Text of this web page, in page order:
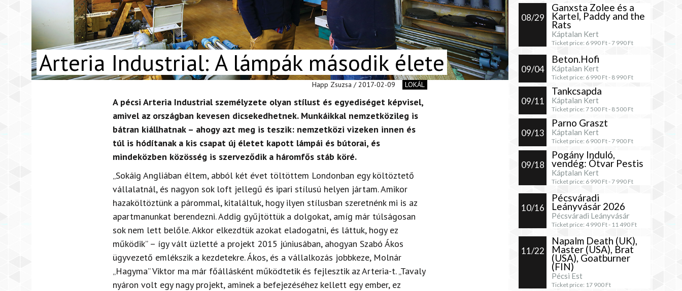
08/29
Ganxsta Zolee és a
Kartel, Paddy and the
Rats
Káptalan Kert
Ticket price: 6 990 Ft -7 990 Ft
09/04
Beton.Hofi
Káptalan Kert
Ticket price: 6 990 Ft - 8 990 Ft
09/11
Tankcsapda
Káptalan Kert
Ticket price: 7 500 Ft - 8 500 Ft
09/13
Parno Graszt
Káptalan Kert
Ticket price: 6 900 Ft -7 900 Ft
09/18
Pogány Induló,
vendég: Ótvar Pestis
Káptalan Kert
Ticket price: 6 990 Ft -7 990 Ft
10/16
Pécsváradi
Leányvásár 2026
Pécsváradi Leányvásár
Ticket price: 4 990 Ft - 11 490 Ft
11/22
Napalm Death (UK),
Master (USA), Brat
(USA), Goatburner
(FIN)
Pécsi Est
Ticket price: 17 900 Ft
Arteria Industrial: A lámpák második élete
Happ Zsuzsa / 2017-02-09 LOKÁL
A pécsi Arteria Industrial személyzete olyan stílust és egyediséget képvisel,
amivel az országban kevesen dicsekedhetnek. Munkáikkal nemzetközileg is
bátran kiállhatnak – ahogy azt meg is teszik: nemzetközi vizeken innen és
túl is hódítanak a kis csapat új életet kapott lámpái és bútorai, és
mindeközben közösség is szerveződik a háromfős stáb köré.
„Sokáig Angliában éltem, abból két évet töltöttem Londonban egy költöztető
vállalatnál, és nagyon sok loft jellegű és ipari stílusú helyen jártam. Amikor
hazaköltöztünk a párommal, kitaláltuk, hogy ilyen stílusban szeretnénk mi is az
apartmanunkat berendezni. Addig gyűjtöttük a dolgokat, amíg már túlságosan
sok nem lett belőle. Akkor elkezdtük azokat eladogatni, és láttuk, hogy ez
működik” – így vált üzletté a projekt 2015 júniusában, ahogyan Szabó Ákos
ügyvezető emlékszik a kezdetekre. Ákos, és a vállalkozás jobbkeze, Molnár
„Hagyma” Viktor ma már főállásként működtetik és fejlesztik az Arteria-t. „Tavaly
nyáron volt egy nagy projekt, aminek a befejezéséhez kellett egy ember, ez